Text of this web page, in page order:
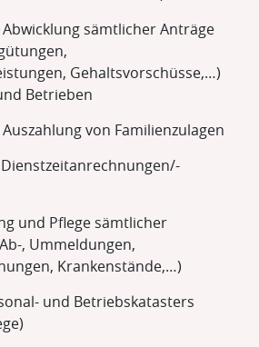
sämtlicher Anträge
Gehaltsvorschüsse,…)
Betrieben
von Familienzulagen
und Pflege sämtlicher
, Ummeldungen,
Krankenstände,…)
und Betriebskatasters